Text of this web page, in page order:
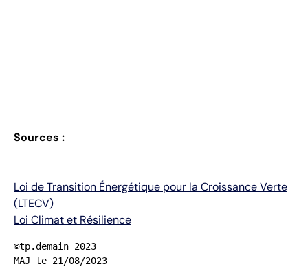
Sources :
Loi de Transition Énergétique pour la Croissance Verte
(LTECV)
Loi Climat et Résilience
©tp.demain 2023
MAJ le 21/08/2023